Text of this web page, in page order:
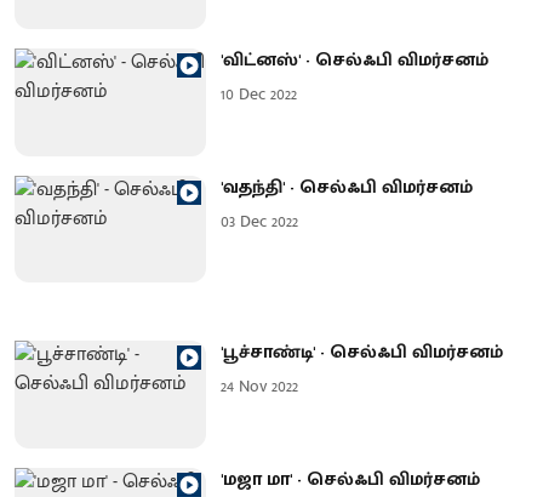
'விட்னஸ்' - செல்ஃபி விமர்சனம்
10 Dec 2022
'வதந்தி' - செல்ஃபி விமர்சனம்
03 Dec 2022
'பூச்சாண்டி' - செல்ஃபி விமர்சனம்
24 Nov 2022
'மஜா மா' - செல்ஃபி விமர்சனம்